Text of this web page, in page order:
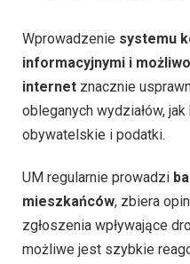
Wprowadzenie systemu
informacyjnymi i
internet znacznie
obleganych wydziałów,
obywatelskie i podatki.
UM regularnie prowadzi
mieszkańców, zbiera
zgłoszenia wpływające
możliwe jest szybkie